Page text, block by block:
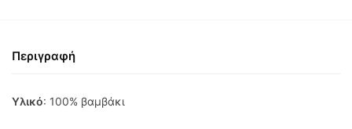
Περιγραφή
Υλικό: 100% βαμβάκι